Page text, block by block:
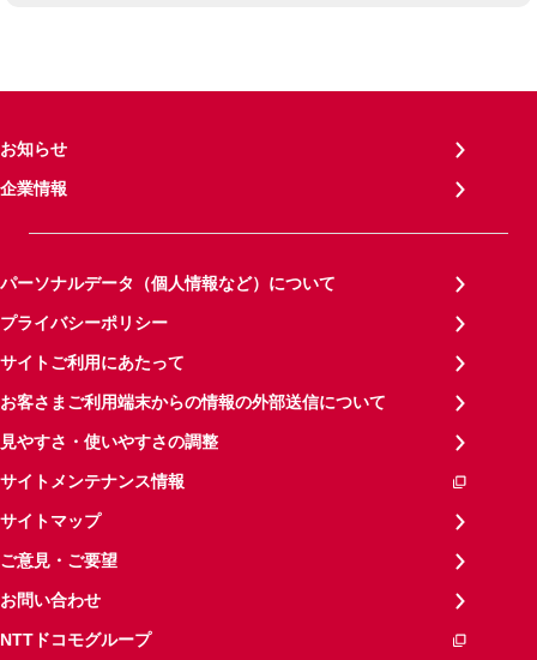
お知らせ
企業情報
パーソナルデータ（個人情報など）について
プライバシーポリシー
サイトご利用にあたって
お客さまご利用端末からの情報の外部送信について
見やすさ・使いやすさの調整
サイトメンテナンス情報
サイトマップ
ご意見・ご要望
お問い合わせ
NTTドコモグループ